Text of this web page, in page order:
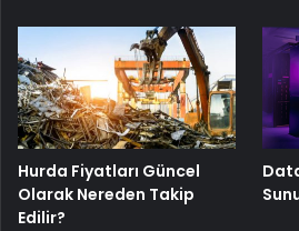
Hurda Fiyatları Güncel
Olarak Nereden Takip
Edilir?